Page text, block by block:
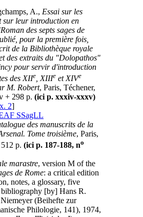
A., Essai sur les
sur leur introduction en
des septs sages de
pour la première fois,
de la Bibliothèque royale
des extraits du "Dolopathos"
pour servir d'introduction
des XIIe , XIIIe et XIVe
M. Robert, Paris, Téchener,
+ 298 p. (ici p. xxxiv-xxxv)
2]
SSagLL
des manuscrits de la
Tome troisième, Paris,
p. (ici p. 187-188, no
marastre, version M of the
de Rome: a critical edition
notes, a glossary, five
bibliography [by] Hans R.
(Beihefte zur
Philologie, 141), 1974,